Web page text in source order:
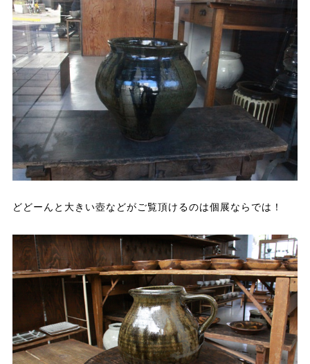
どどーんと大きい壺などがご覧頂けるのは個展ならでは！